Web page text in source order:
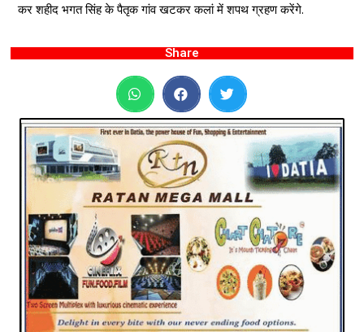
कर शहीद भगत सिंह के पैतृक गांव खटकर कलां में शपथ ग्रहण करेंगे.
Share